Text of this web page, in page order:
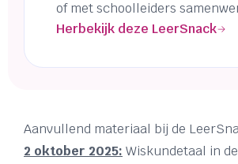
of met schoolleiders
Herbekijk deze LeerSnack
Aanvullend materiaal bij de
2 oktober 2025: Wiskundetaal in